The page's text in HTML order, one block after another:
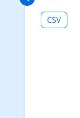
科目中取
学要求
绩统计
CSV